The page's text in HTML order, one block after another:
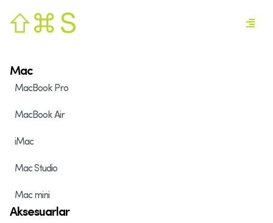
Mac
MacBook Pro
MacBook Air
iMac
Mac Studio
Mac mini
Aksesuarlar